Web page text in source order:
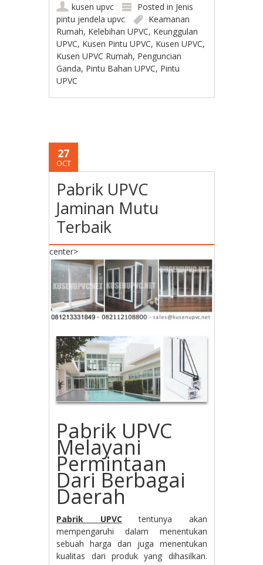
kusen upvc Posted in Jenis
pintu jendela upvc
Keamanan
Rumah, Kelebihan UPVC, Keunggulan
UPVC, Kusen Pintu UPVC, Kusen UPVC,
Kusen UPVC Rumah, Penguncian
Ganda, Pintu Bahan UPVC, Pintu
UPVC
27
OCT
Pabrik UPVC
Jaminan Mutu
Terbaik
center>
Pabrik UPVC
Melayani
Permintaan
Dari Berbagai
Daerah
Pabrik UPVCtentunya akan
mempengaruhi dalam menentukan
sebuah harga dan juga menentukan
kualitas dari produk yang dihasilkan.